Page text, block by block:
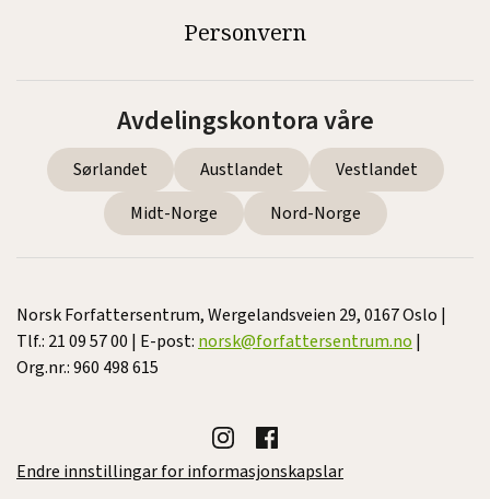
Personvern
Avdelingskontora våre
Sørlandet Austlandet
Vestlandet
Midt-Norge
Nord-Norge
Norsk Forfattersentrum, Wergelandsveien 29, 0167 Oslo |
Tlf.: 21 09 57 00 | E-post: norsk@forfattersentrum.no |
Org.nr.: 960 498 615
Endre innstillingar for informasjonskapslar